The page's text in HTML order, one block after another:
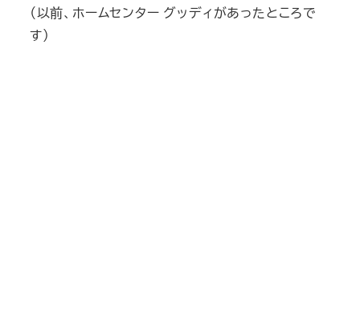
（以前、ホームセンター グッディがあったところで
す）